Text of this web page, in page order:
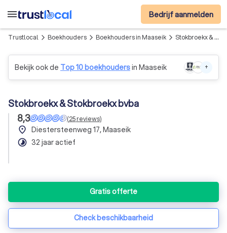
menu Bedrijf aanmelden
Trustlocal arrow_forward_ios Boekhouders arrow_forward_ios Boekhouders in Maaseik arrow_forward_ios Stokbroekx & Stokbroekx bvba
Bekijk ook de Top 10 boekhoudersin Maaseik +
Stokbroekx & Stokbroekx bvba
8,3
(25reviews)
place Diestersteenweg 17, Maaseik
timelapse 32 jaar actief
Gratis offerte
Check beschikbaarheid